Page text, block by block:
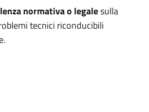
normativa o legalesulla
tecnici riconducibili